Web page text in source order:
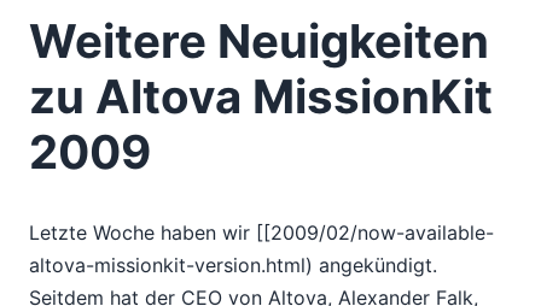
2011
2009
01
02
Was ist neu in XMLSpy 2009?
Neue Funktionen im UML-Modellierungstool UModel
2009
Weitere Neuigkeiten
zu Altova MissionKit
2009
Letzte Woche haben wir [[2009/02/now-available-
altova-missionkit-version.html) angekündigt.
Seitdem hat der CEO von Altova, Alexander Falk,